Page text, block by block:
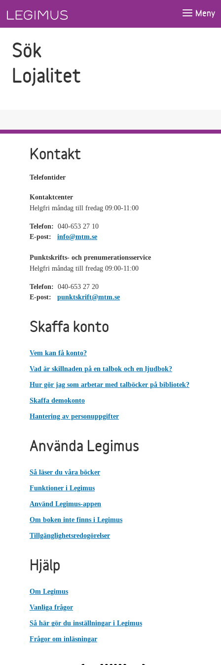
Meny
Sök
Lojalitet
Kontakt
Telefontider
Kontaktcenter
Helgfri måndag till fredag 09:00-11:00
Telefon: 040-653 27 10
E-post:
info@mtm.se
Punktskrifts- och prenumerationsservice
Helgfri måndag till fredag 09:00-11:00
Telefon: 040-653 27 20
E-post:
punktskrift@mtm.se
Skaffa konto
Vem kan få konto?
Vad är skillnaden på en talbok och en ljudbok?
Hur gör jag som arbetar med talböcker på bibliotek?
Skaffa demokonto
Hantering av personuppgifter
Använda Legimus
Så läser du våra böcker
Funktioner i Legimus
Använd Legimus-appen
Om boken inte finns i Legimus
Tillgänglighetsredogörelser
Hjälp
Om Legimus
Vanliga frågor
Så här gör du inställningar i Legimus
Frågor om inläsningar